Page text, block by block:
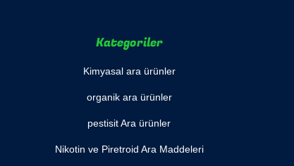
Kategoriler
Kimyasal ara ürünler
organik ara ürünler
pestisit Ara ürünler
Nikotin ve Piretroid Ara Maddeleri